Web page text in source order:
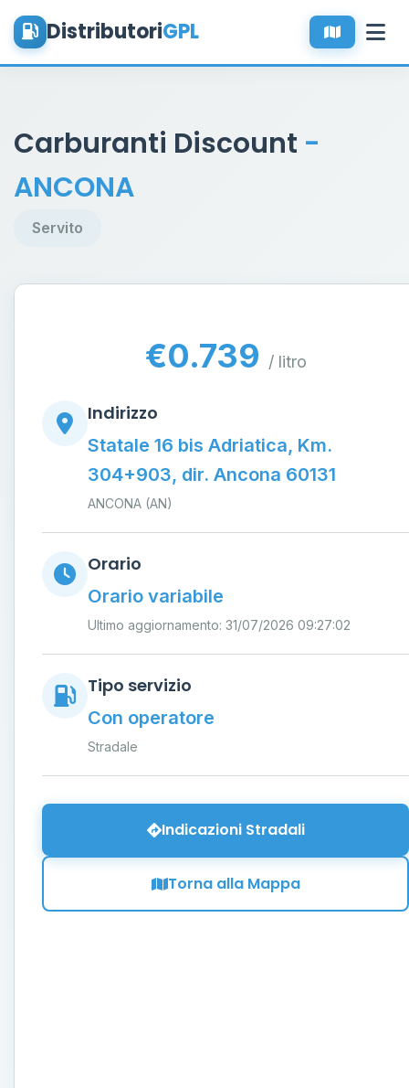
DistributoriGPL
Carburanti Discount -
ANCONA
Servito
€0.739 / litro
Indirizzo
Statale 16 bis Adriatica, Km.
304+903, dir. Ancona 60131
ANCONA (AN)
Orario
Orario variabile
Ultimo aggiornamento: 31/07/2026 09:27:02
Tipo servizio
Con operatore
Stradale
Indicazioni Stradali
Torna alla Mappa